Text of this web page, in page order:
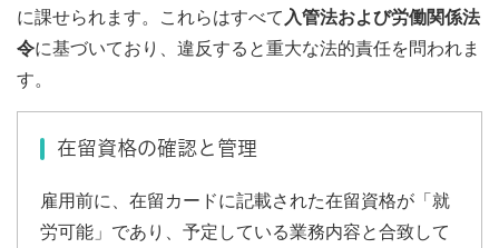
に課せられます。これらはすべて入管法および労働関係法
令に基づいており、違反すると重大な法的責任を問われま
す。
在留資格の確認と管理
雇用前に、在留カードに記載された在留資格が「就
労可能」であり、予定している業務内容と合致して